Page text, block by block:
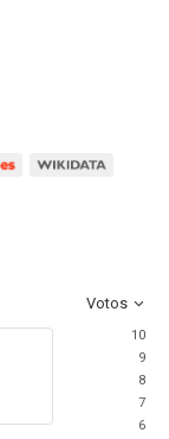
Votos
10
9
8
7
6